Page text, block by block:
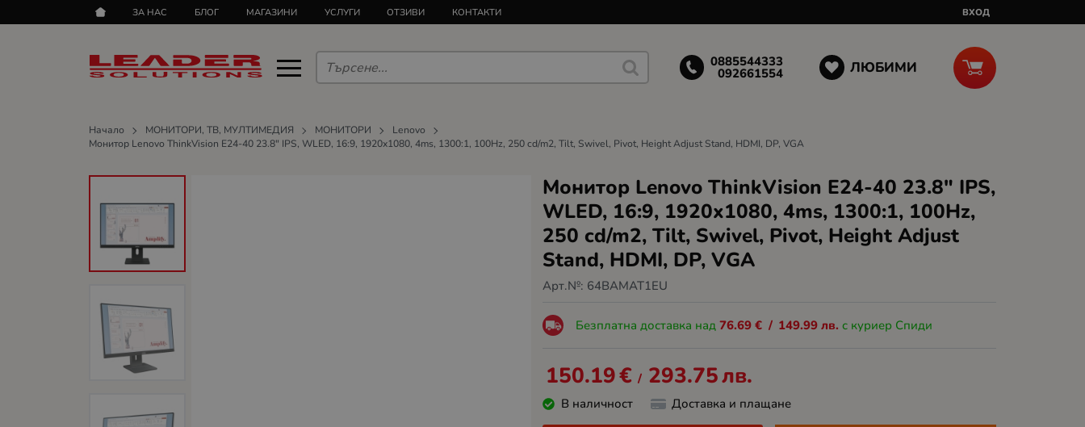
ЗА НАС БЛОГ МАГАЗИНИ УСЛУГИ ОТЗИВИ КОНТАКТИ ВХОД
0885544333
092661554 ЛЮБИМИ
Начало МОНИТОРИ, ТВ, МУЛТИМЕДИЯ МОНИТОРИ
Lenovo
Монитор Lenovo ThinkVision E24-40 23.8" IPS, WLED, 16:9, 1920x1080, 4ms, 1300:1, 100Hz, 250 cd/m2, Tilt, Swivel, Pivot, Height Adjust Stand, HDMI, DP, VGA
Монитор Lenovo ThinkVision E24-40 23.8" IPS,
WLED, 16:9, 1920x1080, 4ms, 1300:1, 100Hz,
250 cd/m2, Tilt, Swivel, Pivot, Height Adjust
Stand, HDMI, DP, VGA
Арт.№: 64BAMAT1EU
Безплатна доставка над76.69 € / 149.99 лв. с куриер Спиди
150.19€ / 293.75лв.
В наличност Доставка и плащане